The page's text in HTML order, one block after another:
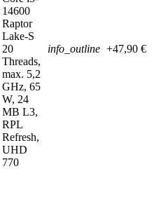
14600
Raptor
Lake-S
20
Threads,
max. 5,2
GHz, 65
W, 24
MB L3,
RPL
Refresh,
UHD
770
info_outline +47,90 €